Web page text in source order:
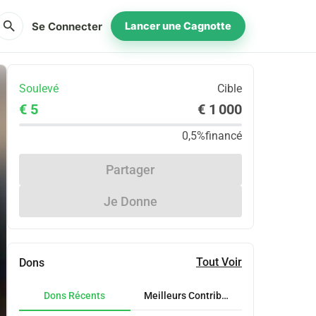
search Se Connecter Lancer une Cagnotte
Soulevé Cible
€ 5 € 1 000
0,5%financé
Partager
Je Donne
Dons Tout Voir
Dons Récents Meilleurs Contributeurs